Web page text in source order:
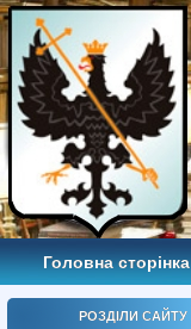
Головна сторінка
РОЗДІЛИ САЙТУ